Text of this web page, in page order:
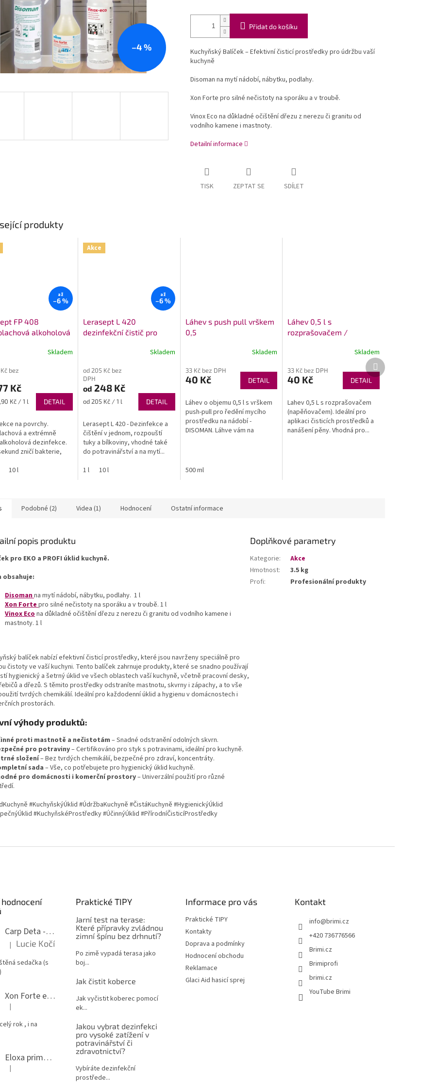
–4 %
Přidat do košíku
Kuchyňský Balíček – Efektivní čisticí prostředky pro údržbu vaší
kuchyně
Disoman na mytí nádobí, nábytku, podlahy.
Xon Forte pro silné nečistoty na sporáku a v troubě.
Vinox Eco na důkladné očištění dřezu z nerezu či granitu od
vodního kamene i mastnoty.
Detailní informace
TISK ZEPTAT SE SDÍLET
produkty
až
–6 %
FP 408
alkoholová
Skladem
bez
Kč
Kč / 1 l DETAIL
na povrchy.
a extrémně
dezinfekce.
zničí bakterie,
10 l
Akce
až
–6 %
Lerasept L 420
dezinfekční čistič pro
produktu
je
4,9
z
Skladem
od 205 Kč bez
DPH
od 248 Kč
Měrná
od 205 Kč / 1 l DETAIL
Lerasept L 420 - Dezinfekce a
čištění v jednom, rozpouští
tuky a bílkoviny, vhodné také
do potravinářství a na mytí...
1 l
10 l
Láhev s push pull vrškem
0,5
Skladem
33 Kč bez DPH
40 Kč DETAIL
Láhev o objemu 0,5 l s vrškem
push-pull pro ředění mycího
prostředku na nádobí -
DISOMAN. Láhve vám na
500 ml
Láhev 0,5 l s
rozprašovačem /
Skladem
33 Kč bez DPH
40 Kč DETAIL
Lahev 0,5 L s rozprašovačem
(napěňovačem). Ideální pro
aplikaci čisticích prostředků a
nanášení pěny. Vhodná pro...
Další
produkt
Podobné (2) Videa (1) Hodnocení Ostatní informace
popis produktu
pro EKO a PROFI úklid kuchyně.
obsahuje:
Disomanna mytí nádobí, nábytku, podlahy. 1 l
Xon Fortepro silné nečistoty na sporáku a v troubě. 1 l
Vinox Econa důkladné očištění dřezu z nerezu či granitu od vodního kamene i
mastnoty. 1 l
balíček nabízí efektivní čisticí prostředky, které jsou navrženy speciálně pro
čistoty ve vaší kuchyni. Tento balíček zahrnuje produkty, které se snadno používají
hygienický a šetrný úklid ve všech oblastech vaší kuchyně, včetně pracovní desky,
a dřezů. S těmito prostředky odstraníte mastnotu, skvrny i zápachy, a to vše
tvrdých chemikálií. Ideální pro každodenní úklid a hygienu v domácnostech i
prostorách.
výhody produktů:
proti mastnotě a nečistotám – Snadné odstranění odolných skvrn.
pro potraviny– Certifikováno pro styk s potravinami, ideální pro kuchyně.
složení– Bez tvrdých chemikálií, bezpečné pro zdraví, koncentráty.
sada– Vše, co potřebujete pro hygienický úklid kuchyně.
pro domácnosti i komerční prostory– Univerzální použití pro různé
#KuchyňskýÚklid #ÚdržbaKuchyně #ČistáKuchyně #HygienickýÚklid
#KuchyňskéProstředky #ÚčinnýÚklid #PřírodníČisticíProstředky
Doplňkové parametry
Kategorie:
Akce
Hmotnost:
3.5 kg
Profi: Profesionální produkty
Carp Deta -odstranění skvrn z koberců
Hodnocení produktu je 5 z 5 hvězdiček.
| Lucie Kočí
sedačka (s
Xon Forte ekologický čistič grilu a odmašťovač do kuchyně
Hodnocení produktu je 5 z 5 hvězdiček.
|
rok , i na
Eloxa prima - leštění nerezu a hliníku
Hodnocení produktu je 5 z 5 hvězdiček.
|
Praktické TIPY
Jarní test na terase:
Které přípravky zvládnou
zimní špínu bez drhnutí?
Po zimě vypadá terasa jako
boj...
Jak čistit koberce
Jak vyčistit koberec pomocí
ek...
Jakou vybrat dezinfekci
pro vysoké zatížení v
potravinářství či
zdravotnictví?
Vybíráte dezinfekční
prostřede...
Informace pro vás
Praktické TIPY
Kontakty
Doprava a podmínky
Hodnocení obchodu
Reklamace
Glaci Aid hasicí sprej
Kontakt
info@brimi.cz
+420 736776566
Brimi.cz
Brimiprofi
brimi.cz
YouTube Brimi